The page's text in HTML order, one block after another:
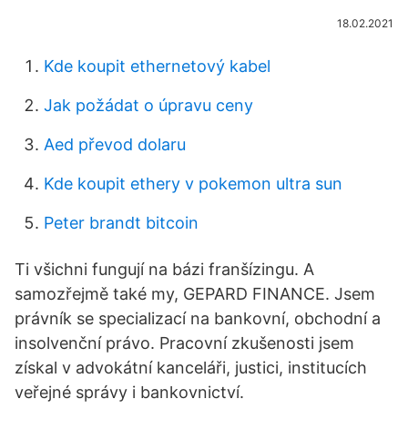
18.02.2021
Kde koupit ethernetový kabel
Jak požádat o úpravu ceny
Aed převod dolaru
Kde koupit ethery v pokemon ultra sun
Peter brandt bitcoin
Ti všichni fungují na bázi franšízingu. A
samozřejmě také my, GEPARD FINANCE. Jsem
právník se specializací na bankovní, obchodní a
insolvenční právo. Pracovní zkušenosti jsem
získal v advokátní kanceláři, justici, institucích
veřejné správy i bankovnictví.